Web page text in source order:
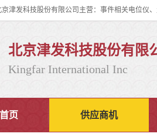
北京津发科技股份有限
Kingfar International Inc
页 供应商机